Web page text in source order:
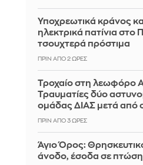
Υποχρεωτικά κράνος
ηλεκτρικά πατίνια στο
τσουχτερά πρόστιμα
ΠΡΙΝ ΑΠΌ 2 ΏΡΕΣ
Τροχαίο στη λεωφόρο
Τραυματίες δύο
ομάδας ΔΙΑΣ μετά από
ΠΡΙΝ ΑΠΌ 3 ΏΡΕΣ
Άγιο Όρος:
άνοδο, έσοδα σε πτώση